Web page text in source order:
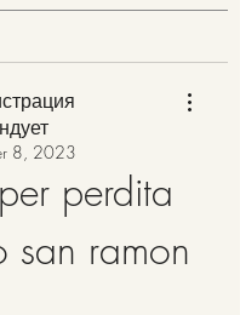
8, 2023
perdita
san ramon